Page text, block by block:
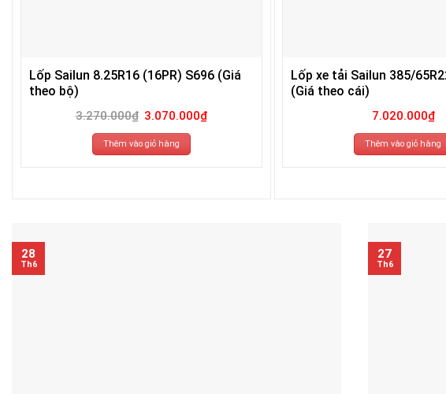
Lốp Sailun 8.25R16 (16PR) S696 (Giá
theo bộ)
3.270.000₫ Giá
gốc
là:
3.270.000₫.
3.070.000₫Giá
Thêm vào giỏ hàng
Lốp xe tải Sailun 385/
(Giá theo cái)
7.020.000₫
Thêm vào giỏ hàng
28
Th6
27
Th6